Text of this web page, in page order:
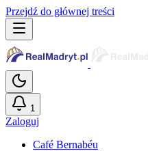
Przejdź do głównej treści
1
Zaloguj
Café Bernabéu